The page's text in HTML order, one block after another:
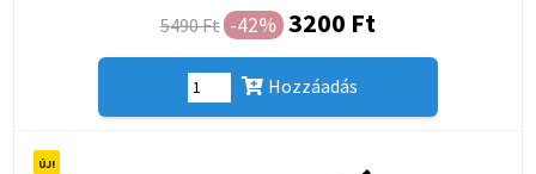
5490 Ft -42% 3200 Ft
Hozzáadás